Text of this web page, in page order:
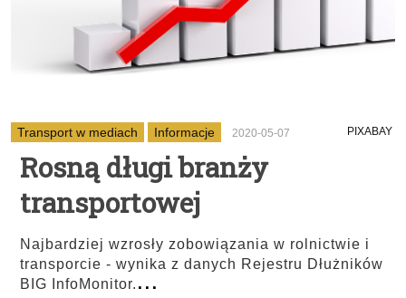
Transport w mediach Informacje 2020-05-07 PIXABAY
Rosną długi branży
transportowej
Najbardziej wzrosły zobowiązania w rolnictwie i
transporcie - wynika z danych Rejestru Dłużników
BIG InfoMonitor....